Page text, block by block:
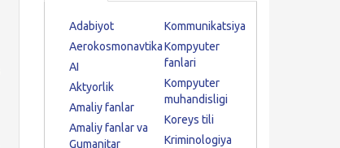
Adabiyot
Aerokosmonavtika
AI
Aktyorlik
Amaliy fanlar
Amaliy fanlar va
Gumanitar
Kommunikatsiya
Kompyuter
fanlari
Kompyuter
muhandisligi
Koreys tili
Kriminologiya